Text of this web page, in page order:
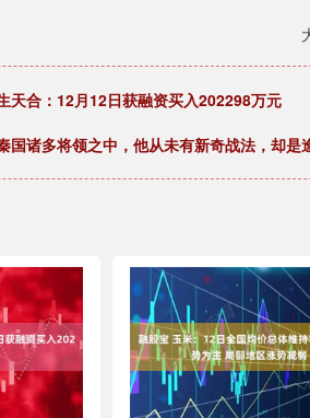
天合：12月12日获融资买入202298万元
国诸多将领之中，他从未有新奇战法，却是